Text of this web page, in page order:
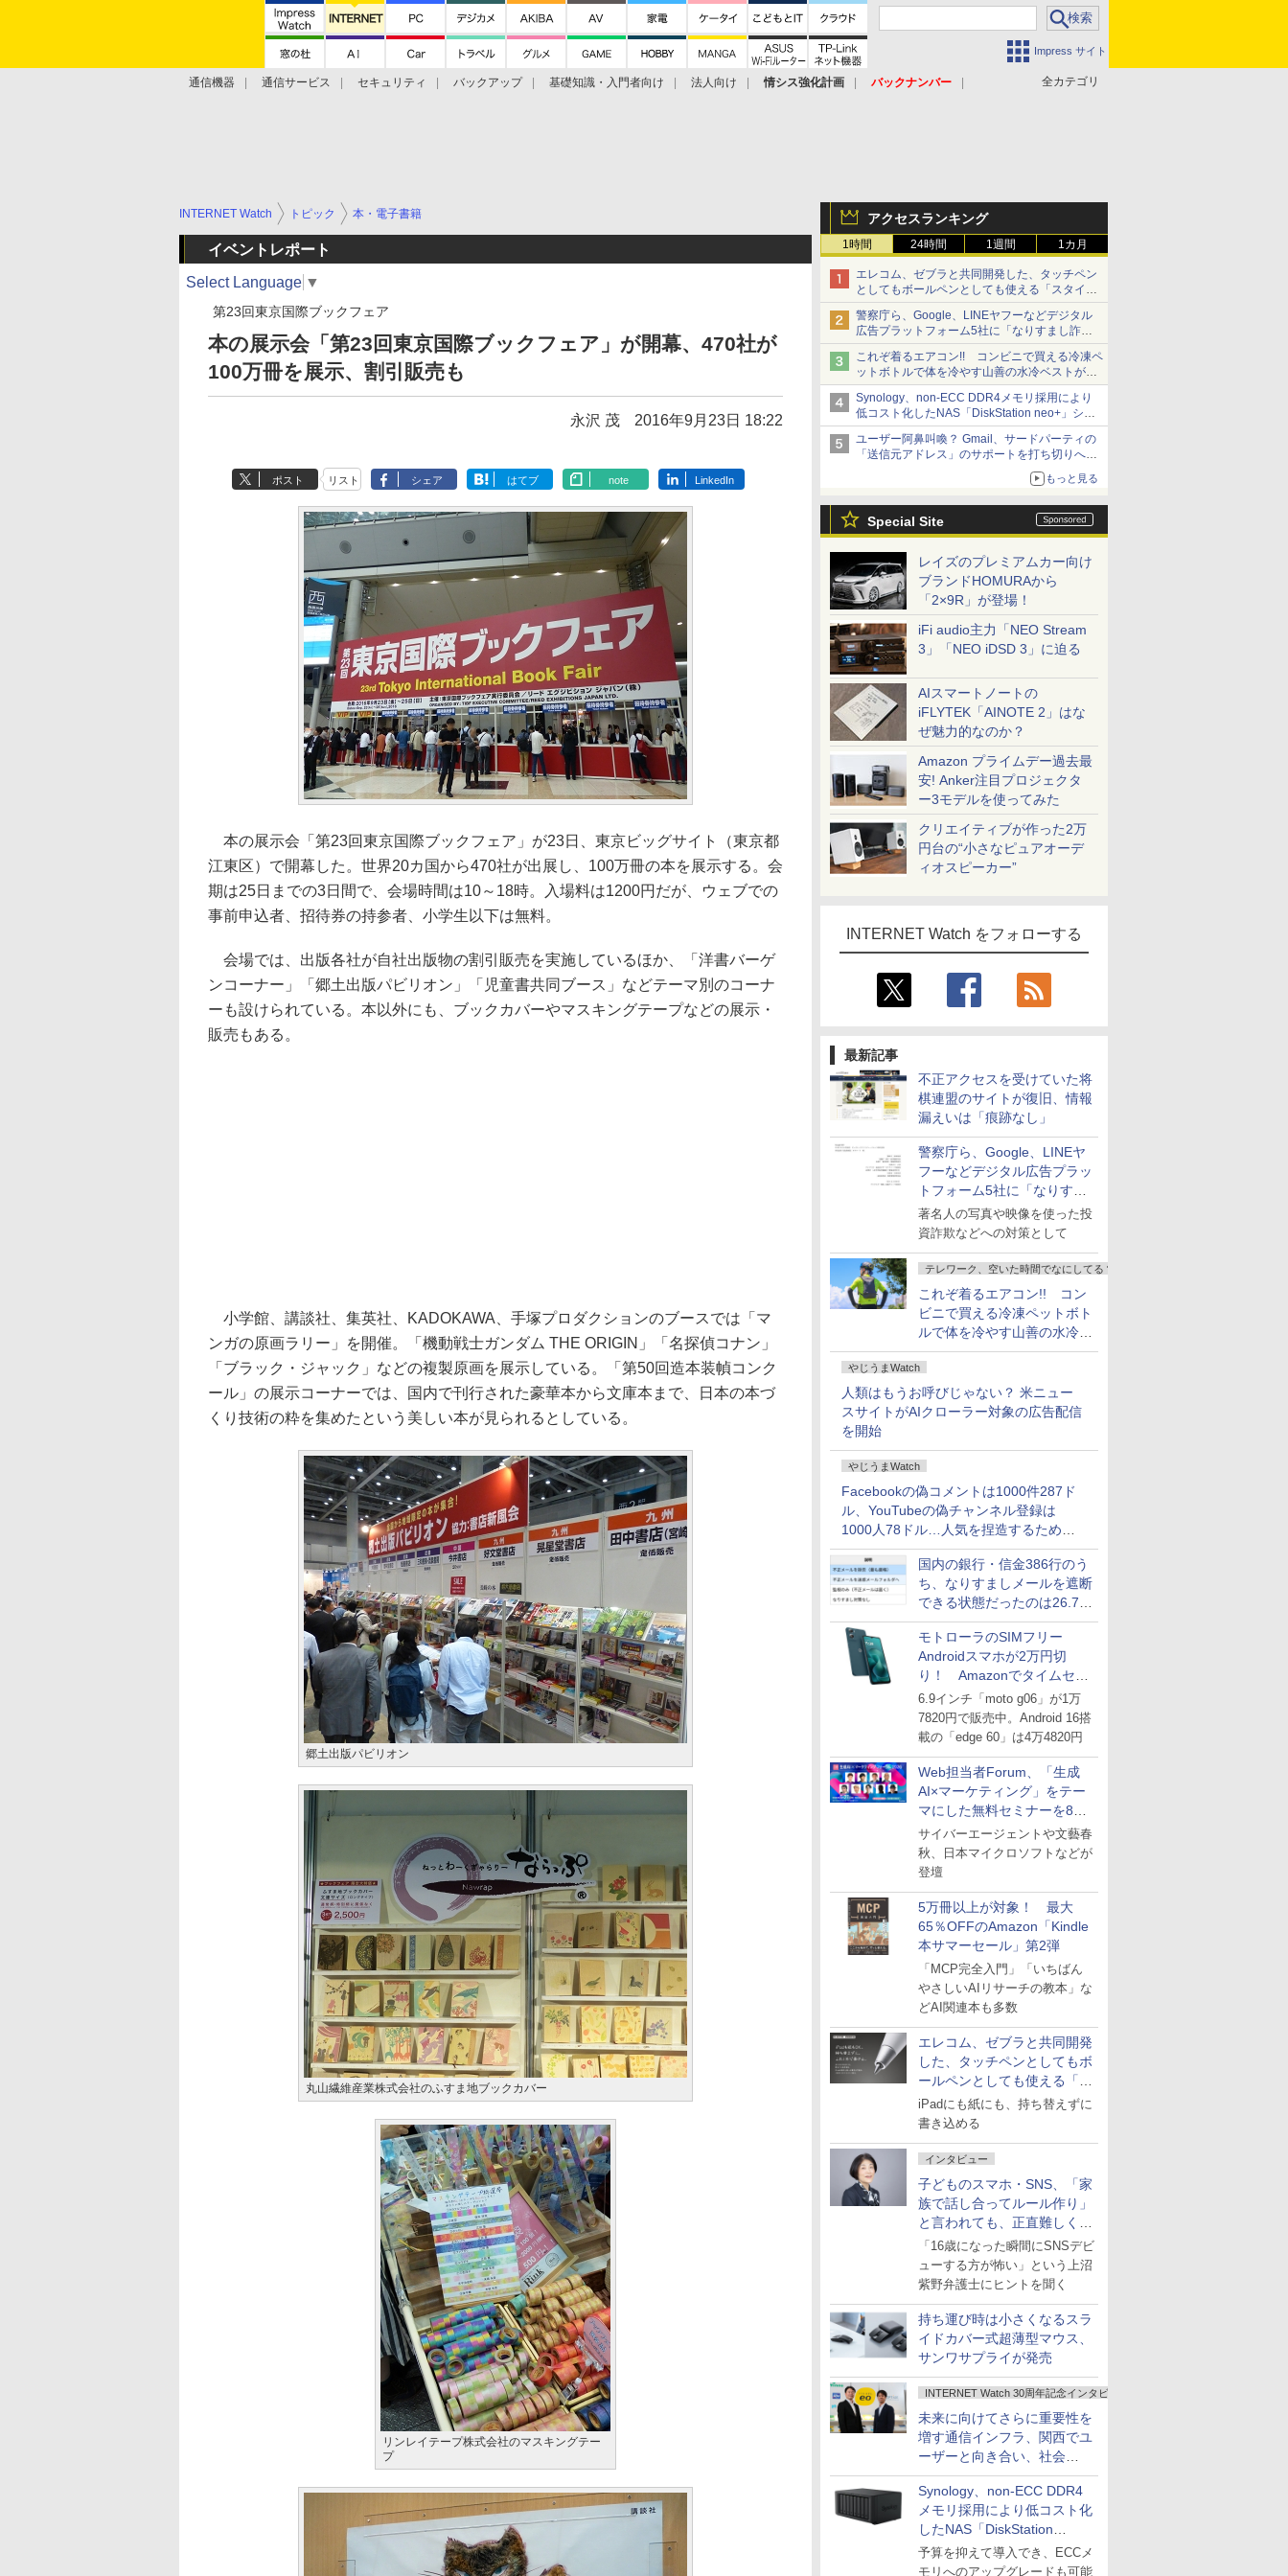
Impress サイト
全カテゴリ
通信機器 通信サービス セキュリティ バックアップ 基礎知識・入門者向け 法人向け 情シス強化計画
バックナンバー
アクセスランキング
1時間 24時間 1週間 1カ月
エレコム、ゼブラと共同開発した、タッチペン
としてもボールペンとしても使える「スタイラ
スツーウェイ」発売 iPadにも紙にも、持ち替
えずに書き込める
警察庁ら、Google、LINEヤフーなどデジタル
広告プラットフォーム5社に「なりすまし詐欺
広告」対策強化を要請 著名人の写真や映像を
使った投資詐欺などへの対策として
これぞ着るエアコン!! コンビニで買える冷凍ペ
ットボトルで体を冷やす山善の水冷ベストがロ
ードバイクにちょうどいい【ぼっち・ざ・ろー
ど！その14】【空いた時間でなにしてる？】
Synology、non-ECC DDR4メモリ採用により
低コスト化したNAS「DiskStation neo+」シリ
ーズ 予算を抑えて導入でき、ECCメモリへの
アップグレードも可能
ユーザー阿鼻叫喚？ Gmail、サードパーティの
「送信元アドレス」のサポートを打ち切りへ
もっと見る
Special Site
レイズのプレミアムカー向け
ブランドHOMURAから
「2×9R」が登場！
iFi audio主力「NEO Stream
3」「NEO iDSD 3」に迫る
AIスマートノートの
iFLYTEK「AINOTE 2」はな
ぜ魅力的なのか？
Amazon プライムデー過去最
安! Anker注目プロジェクタ
ー3モデルを使ってみた
クリエイティブが作った2万
円台の“小さなピュアオーデ
ィオスピーカー”
INTERNET Watch をフォローする
最新記事
不正アクセスを受けていた将
棋連盟のサイトが復旧、情報
漏えいは「痕跡なし」
警察庁ら、Google、LINEヤ
フーなどデジタル広告プラッ
トフォーム5社に「なりすま
し詐欺広告」対策強化を要請
著名人の写真や映像を使った投
資詐欺などへの対策として
テレワーク、空いた時間でなにしてる？
これぞ着るエアコン!! コン
ビニで買える冷凍ペットボト
ルで体を冷やす山善の水冷ベ
ストがロードバイクにちょう
どいい【ぼっち・ざ・ろー
ど！その14】
やじうまWatch
人類はもうお呼びじゃない？ 米ニュー
スサイトがAIクローラー対象の広告配信
を開始
やじうまWatch
Facebookの偽コメントは1000件287ド
ル、YouTubeの偽チャンネル登録は
1000人78ドル…人気を捏造するための
価格リストが公開中
国内の銀行・信金386行のう
ち、なりすましメールを遮断
できる状態だったのは26.7％
にとどまる～GMOブランド
セキュリティ調査
モトローラのSIMフリー
Androidスマホが2万円切
り！ Amazonでタイムセー
ル
6.9インチ「moto g06」が1万
7820円で販売中。Android 16搭
載の「edge 60」は4万4820円
Web担当者Forum、「生成
AI×マーケティング」をテー
マにした無料セミナーを8月
27日にオンライン開催
サイバーエージェントや文藝春
秋、日本マイクロソフトなどが
登壇
5万冊以上が対象！ 最大
65％OFFのAmazon「Kindle
本サマーセール」第2弾
「MCP完全入門」「いちばん
やさしいAIリサーチの教本」な
どAI関連本も多数
エレコム、ゼブラと共同開発
した、タッチペンとしてもボ
ールペンとしても使える「ス
タイラスツーウェイ」発売
iPadにも紙にも、持ち替えずに
書き込める
インタビュー
子どものスマホ・SNS、「家
族で話し合ってルール作り」
と言われても、正直難しくな
いですか？
「16歳になった瞬間にSNSデビ
ューする方が怖い」という上沼
紫野弁護士にヒントを聞く
持ち運び時は小さくなるスラ
イドカバー式超薄型マウス、
サンワサプライが発売
INTERNET Watch 30周年記念インタビュー
未来に向けてさらに重要性を
増す通信インフラ、関西でユ
ーザーと向き合い、社会
の“あたらしい”を起動し続け
る～オプテージ
Synology、non-ECC DDR4
メモリ採用により低コスト化
したNAS「DiskStation
neo+」シリーズ
予算を抑えて導入でき、ECCメ
モリへのアップグレードも可能
INTERNET Watch トピック 本・電子書籍
イベントレポート
Select Language ▼
第23回東京国際ブックフェア
本の展示会「第23回東京国際ブックフェア」が開幕、470社が
100万冊を展示、割引販売も
永沢 茂 2016年9月23日 18:22
ポスト リスト シェア はてブ note LinkedIn
本の展示会「第23回東京国際ブックフェア」が23日、東京ビッグサイト（東京都
江東区）で開幕した。世界20カ国から470社が出展し、100万冊の本を展示する。会
期は25日までの3日間で、会場時間は10～18時。入場料は1200円だが、ウェブでの
事前申込者、招待券の持参者、小学生以下は無料。
会場では、出版各社が自社出版物の割引販売を実施しているほか、「洋書バーゲ
ンコーナー」「郷土出版パビリオン」「児童書共同ブース」などテーマ別のコーナ
ーも設けられている。本以外にも、ブックカバーやマスキングテープなどの展示・
販売もある。
小学館、講談社、集英社、KADOKAWA、手塚プロダクションのブースでは「マ
ンガの原画ラリー」を開催。「機動戦士ガンダム THE ORIGIN」「名探偵コナン」
「ブラック・ジャック」などの複製原画を展示している。「第50回造本装幀コンク
ール」の展示コーナーでは、国内で刊行された豪華本から文庫本まで、日本の本づ
くり技術の粋を集めたという美しい本が見られるとしている。
郷土出版パビリオン
丸山繊維産業株式会社のふすま地ブックカバー
リンレイテープ株式会社のマスキングテー
プ